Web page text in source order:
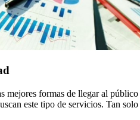
mejores formas de llegar al
este tipo de servicios. Tan